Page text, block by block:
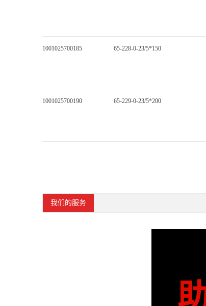
1001025700185 65-228-0-23/5*150
1001025700190 65-229-0-23/5*200
我们的服务